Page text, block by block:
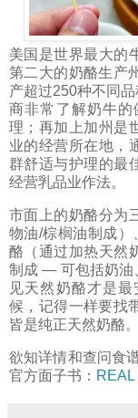
美国是世界最大的
第二大的奶酪生产
产超过250种不同
商非常了解奶牛
理；再加上加州是
业的经营所在地，
群舒适与护理的最
经营乳品业作法。
市面上的奶酪分为
物油/棕榈油制成）
酪（通过加热天然
制成 — 可包括奶油
见天然奶酪才是
候，记得一样要找
皆是纯正天然奶酪。
欲知详情和查问食
官方面子书：